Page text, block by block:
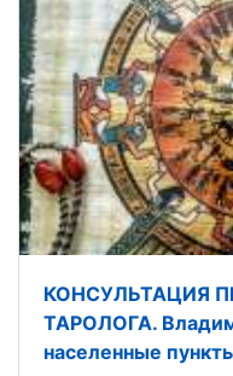
КОНСУЛЬТАЦИЯ
ТАРОЛОГА.
населенные